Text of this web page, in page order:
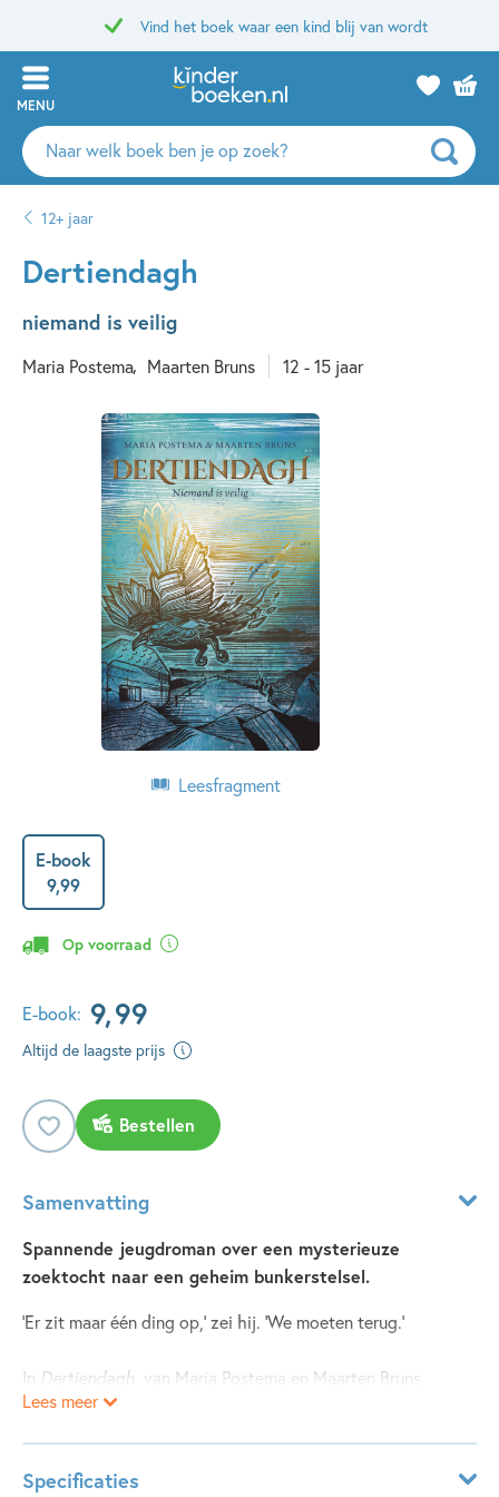
Vind het boek waar een kind blij van wordt
MENU
Zoeken
naar
auteurs
uitgevers
12+ jaar
Dertiendagh
niemand is veilig
Maria Postema Maarten Bruns 12 - 15 jaar
Leesfragment
E-book
9,99
Op voorraad
E-book: 9,99
Altijd de laagste prijs
Bestellen
Samenvatting
Spannende jeugdroman over een mysterieuze
zoektocht naar een geheim bunkerstelsel.
‘Er zit maar één ding op,’ zei hij. ‘We moeten terug.’
In Dertiendagh van Maria Postema en Maarten Bruns
verkennen Erik en zijn buurmeisje Zoë in de Scheveningse
vondst is het begin van een zenuwslopende zoektocht naar
Lees meer
Specificaties